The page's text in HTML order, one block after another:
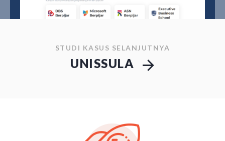
STUDI KASUS SELANJUTNYA
UNISSULA